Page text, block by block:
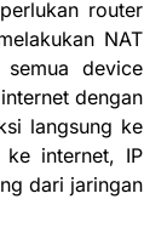
router
NAT
device
dengan
langsung ke
ke internet, IP
dari jaringan